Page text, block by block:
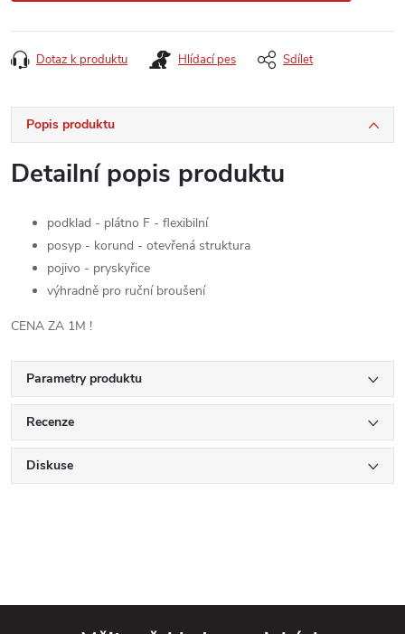
Dotaz k produktu Hlídací pes Sdílet
Popis produktu
Detailní popis produktu
podklad - plátno F - flexibilní
posyp - korund - otevřená struktura
pojivo - pryskyřice
výhradně pro ruční broušení
CENA ZA 1M !
Parametry produktu
Recenze
Diskuse